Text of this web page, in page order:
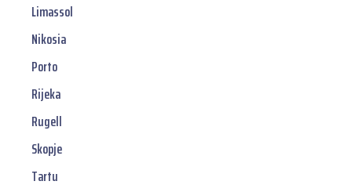
Limassol
Nikosia
Porto
Rijeka
Rugell
Skopje
Tartu